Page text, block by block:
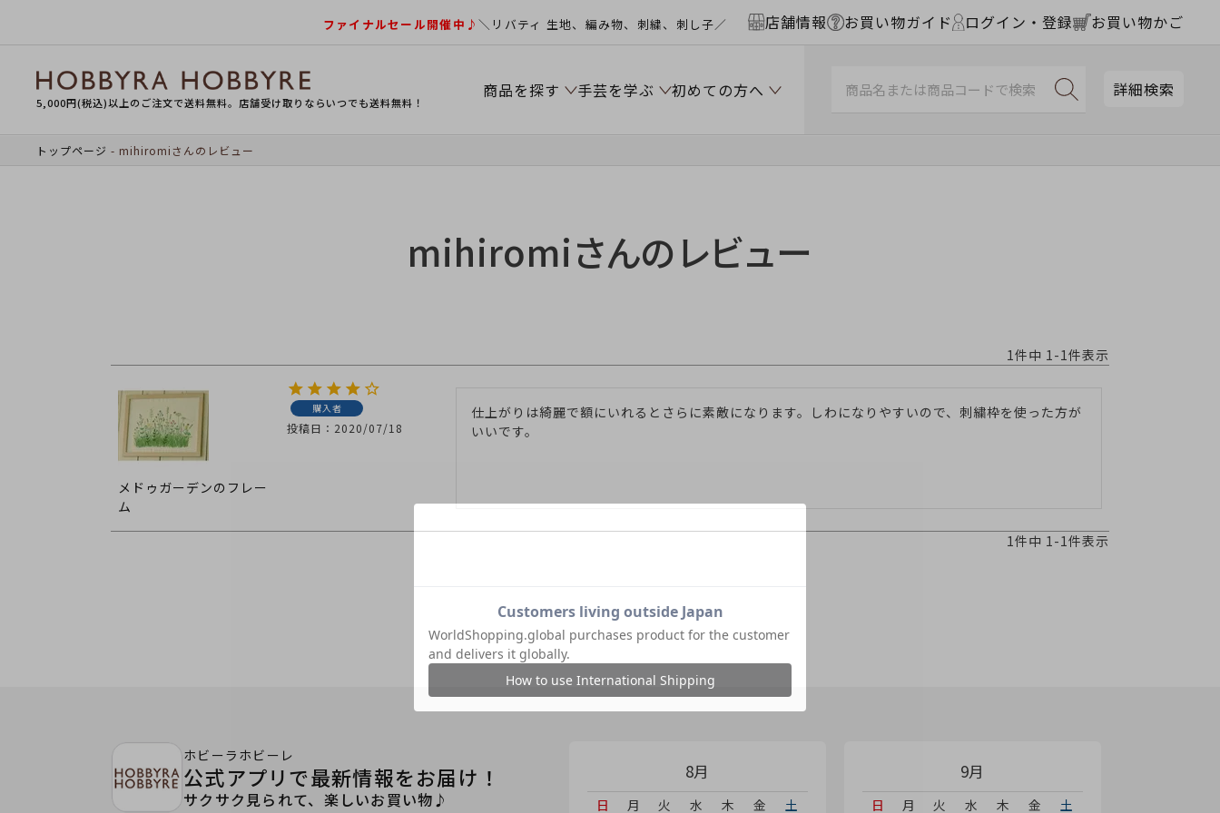
ファイナルセール開催中♪＼リバティ 生地、編み物、刺繍、刺し子／ 店舗情報 お買い物ガイド ログイン・登録 お買い物かご
5,000円(税込)以上のご注文で送料無料。店舗受け取りならいつでも送料無料！
商品を探す 手芸を学ぶ 初めての方へ 詳細検索
トップページ mihiromiさんのレビュー
mihiromiさんのレビュー
1件中 1-1件表示
メドゥガーデンのフレー
ム
購入者
投稿日 2020/07/18
仕上がりは綺麗で額にいれるとさらに素敵になります。しわになりやすいので、刺繍枠を使った方が
いいです。
1件中 1-1件表示
8月
日 月 火 水 木 金 土
9月
日 月 火 水 木 金 土
ホビーラホビーレ
公式アプリで最新情報をお届け！
サクサク見られて、楽しいお買い物♪